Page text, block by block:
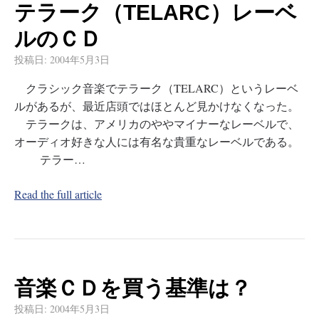
テラーク（TELARC）レーベ
ルのＣＤ
投稿日: 2004年5月3日
クラシック音楽でテラーク（TELARC）というレーベ
ルがあるが、最近店頭ではほとんど見かけなくなった。
テラークは、アメリカのややマイナーなレーベルで、
オーディオ好きな人には有名な貴重なレーベルである。
テラー…
Read the full article
音楽ＣＤを買う基準は？
投稿日: 2004年5月3日